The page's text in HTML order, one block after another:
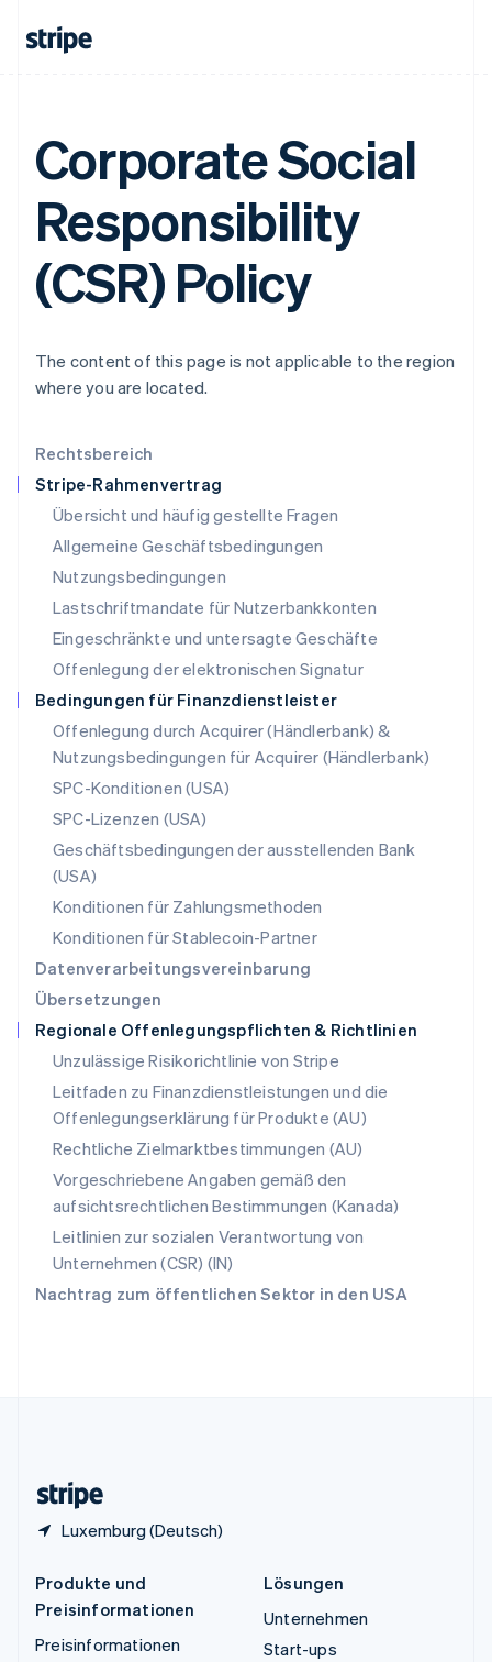
Rechtsbereich
Stripe-Rahmenvertrag
Übersicht und häufig gestellte Fragen
Allgemeine Geschäftsbedingungen
Nutzungsbedingungen
Lastschriftmandate für Nutzerbankkonten
Eingeschränkte und untersagte Geschäfte
Offenlegung der elektronischen Signatur
Bedingungen für Finanzdienstleister
Offenlegung durch Acquirer (Händlerbank) &
Nutzungsbedingungen für Acquirer (Händlerbank)
SPC-Konditionen (USA)
SPC-Lizenzen (USA)
Geschäftsbedingungen der ausstellenden Bank
(USA)
Konditionen für Zahlungsmethoden
Konditionen für Stablecoin-Partner
Datenverarbeitungsvereinbarung
Übersetzungen
Regionale Offenlegungspflichten & Richtlinien
Unzulässige Risikorichtlinie von Stripe
Leitfaden zu Finanzdienstleistungen und die
Offenlegungserklärung für Produkte (AU)
Rechtliche Zielmarktbestimmungen (AU)
Vorgeschriebene Angaben gemäß den
aufsichtsrechtlichen Bestimmungen (Kanada)
Leitlinien zur sozialen Verantwortung von
Unternehmen (CSR) (IN)
Nachtrag zum öffentlichen Sektor in den USA
Corporate Social
Responsibility
(CSR) Policy
The content of this page is not applicable to the region
where you are located.
Luxemburg (Deutsch)
Italien
EnglishFrançais
Kroatien
Lettland
English
Liechtenstein
Deutsch English
Luxemburg
Malaysia
Malta
English
Mexiko
EspañolEnglish
Neuseeland
Niederlande
NederlandsEnglish
Norwegen
English
Österreich
DeutschEnglish
Polen
English
Portugal
PortuguêsEnglish
English
Schweden
Svenska
Deutsch Français Italiano English
Singapur
Slowakei
English
Slowenien
English Italiano
Sonderverwaltungsregion Hongkong,
China
English简体中文
Spanien
Thailand
ไทยEnglish
Tschechische Republik
English
English
Produkte und
Preisinformationen
Preisinformationen
Lösungen
Unternehmen
Start-ups